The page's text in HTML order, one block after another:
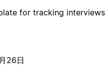
for tracking
26日